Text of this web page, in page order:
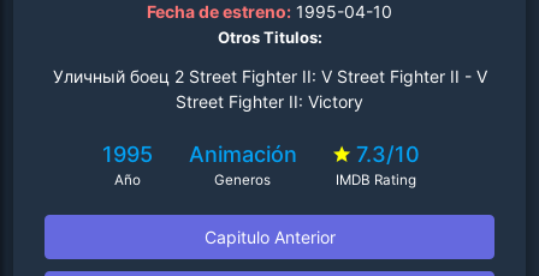
Fecha de estreno: 1995-04-10
Otros Titulos:
Уличный боец 2 Street Fighter II: V Street Fighter II - V
Street Fighter II: Victory
1995
Año
Animación
Generos
7.3/10
IMDB Rating
Capitulo Anterior